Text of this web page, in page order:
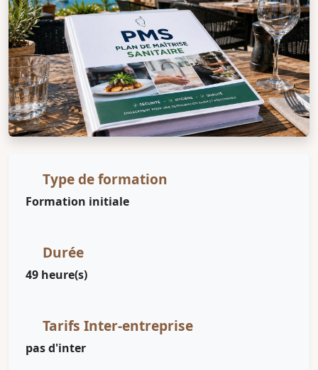
Type de formation
Formation initiale
Durée
49 heure(s)
Tarifs Inter-entreprise
pas d'inter